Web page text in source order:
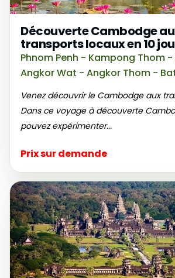
Découverte Cambodge
transports locaux en 10
Phnom Penh - Kampong Thom
Angkor Wat - Angkor Thom -
Venez découvrir le Cambodge aux
Dans ce voyage à découverte
pouvez expérimenter...
Prix sur demande